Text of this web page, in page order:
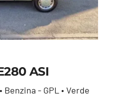
ASI
Benzina - GPL • Verde